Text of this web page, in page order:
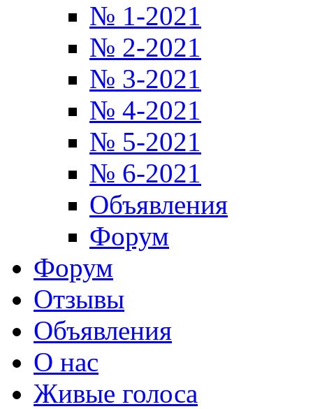
№ 1-2021
№ 2-2021
№ 3-2021
№ 4-2021
№ 5-2021
№ 6-2021
Объявления
Форум
Форум
Отзывы
Объявления
О нас
Живые голоса